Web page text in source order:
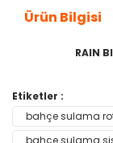
Ürün Bilgisi
RAIN
Bu ürünün fiyat
konularda
kullanarak
Görüş ve
Etiketler :
bahçe sulama
bahçe sulama